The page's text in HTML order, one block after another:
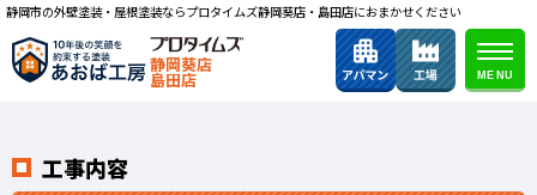
静岡市の外壁塗装・屋根塗装ならプロタイムズ静岡葵店・島田店におまかせください
静岡葵店
島田店
工事内容